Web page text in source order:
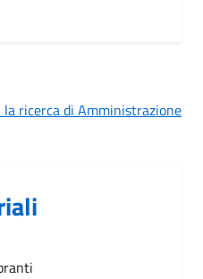
la ricerca di Amministrazione